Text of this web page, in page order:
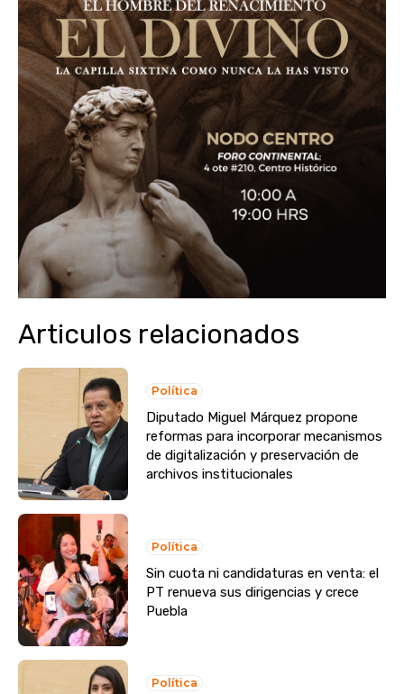
Articulos relacionados
Política
Diputado Miguel Márquez propone
reformas para incorporar mecanismos
de digitalización y preservación de
archivos institucionales
Política
Sin cuota ni candidaturas en venta: el
PT renueva sus dirigencias y crece
Puebla
Política